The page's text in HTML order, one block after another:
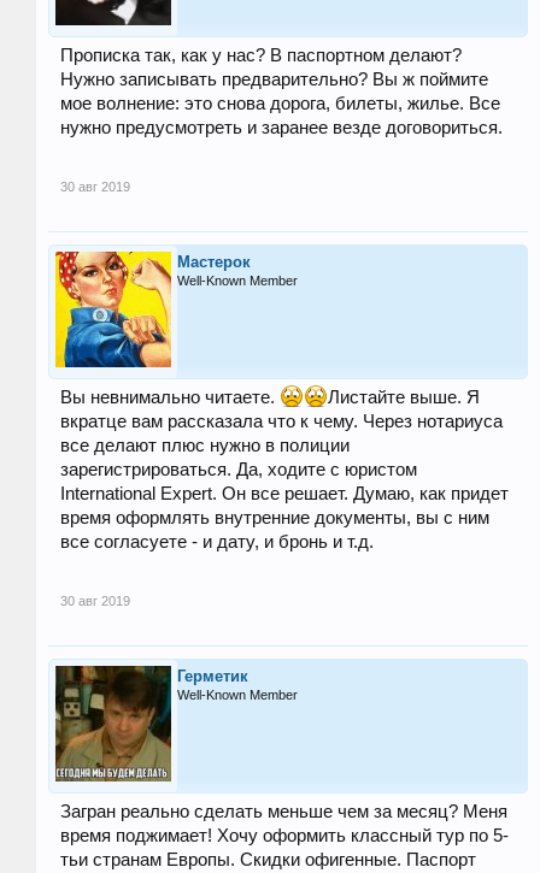
Прописка так, как у нас? В паспортном делают?
Нужно записывать предварительно? Вы ж поймите
мое волнение: это снова дорога, билеты, жилье. Все
нужно предусмотреть и заранее везде договориться.
30 авг 2019
Мастерок
Well-Known Member
Вы невнимально читаете.
Листайте выше. Я
вкратце вам рассказала что к чему. Через нотариуса
все делают плюс нужно в полиции
зарегистрироваться. Да, ходите с юристом
International Expert. Он все решает. Думаю, как придет
время оформлять внутренние документы, вы с ним
все согласуете - и дату, и бронь и т.д.
30 авг 2019
Герметик
Well-Known Member
Загран реально сделать меньше чем за месяц? Меня
время поджимает! Хочу оформить классный тур по 5-
тьи странам Европы. Скидки офигенные. Паспорт